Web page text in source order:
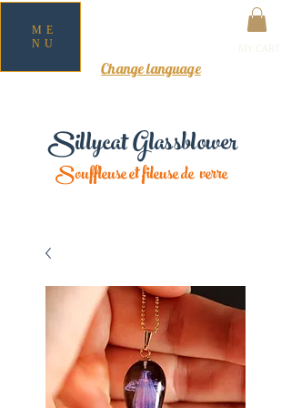
Sillycat Glassblower
Souffleuse et fileuse de verre
ME
NU
Change language